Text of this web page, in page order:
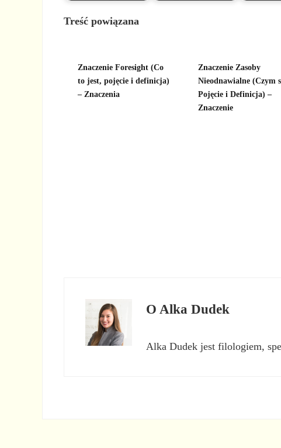
Treść powiązana
Znaczenie Foresight (Co
to jest, pojęcie i definicja)
– Znaczenia
Znaczenie Zasoby
Nieodnawialne (Czym
Pojęcie i Definicja) –
Znaczenie
OAlka Dudek
Alka Dudek jest filologiem,